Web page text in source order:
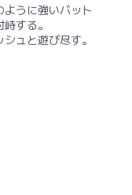
うに強いバット
する。
ュと遊び尽す。